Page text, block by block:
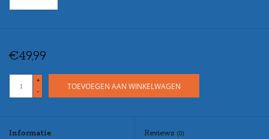
€49,99
+
-
TOEVOEGEN AAN WINKELWAGEN
Informatie Reviews (0)